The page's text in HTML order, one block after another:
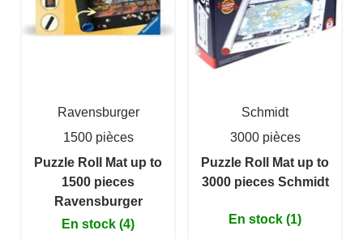
Ravensburger
1500 pièces
Puzzle Roll Mat up to
1500 pieces
Ravensburger
En stock (4)
Schmidt
3000 pièces
Puzzle Roll Mat up to
3000 pieces Schmidt
En stock (1)